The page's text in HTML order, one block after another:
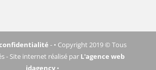
- • Copyright 2019 © Tous
- Site internet réalisé par L'agence web
idagency•